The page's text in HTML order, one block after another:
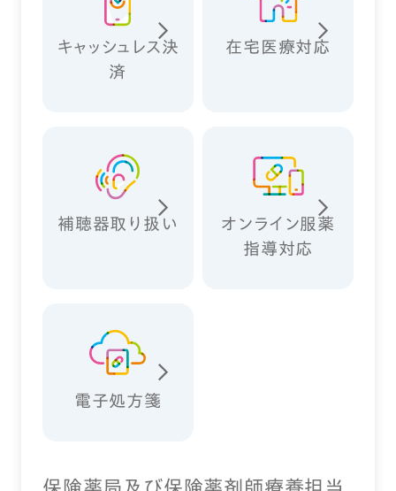
キャッシュレス決
済
在宅医療対応
補聴器取り扱い
オンライン服薬
指導対応
電子処方箋
保険薬局及び保険薬剤師療養担当